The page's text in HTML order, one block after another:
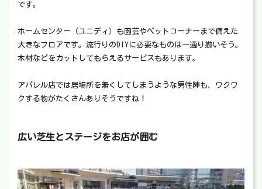
です。
ホームセンター（ユニディ）も園芸やペットコーナーまで備えた
大きなフロアです。流行りのDIYに必要なものは一通り揃いそう。
木材などをカットしてもらえるサービスもあります。
アパレル店では居場所を無くしてしまうような男性陣も、ワクワ
クする物がたくさんありそうですね！
広い芝生とステージをお店が囲む